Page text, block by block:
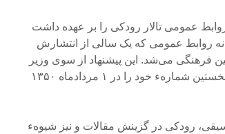
روابط عمومی تالار رودکی‌ را بر عهده داشت
روابط عمومی که یک سالی از انتشارش
فرهنگی می‌شد. این پیشنهاد از سوی وزیر
فرهنگ و هنر وقت پذیرفته‌ شد و ماهنامهء رودکی نخستین شمارهء خود را در ۱ مردادماه ۱۳۵۰
رودکی در گزینش مقالات و نیز شیوهء